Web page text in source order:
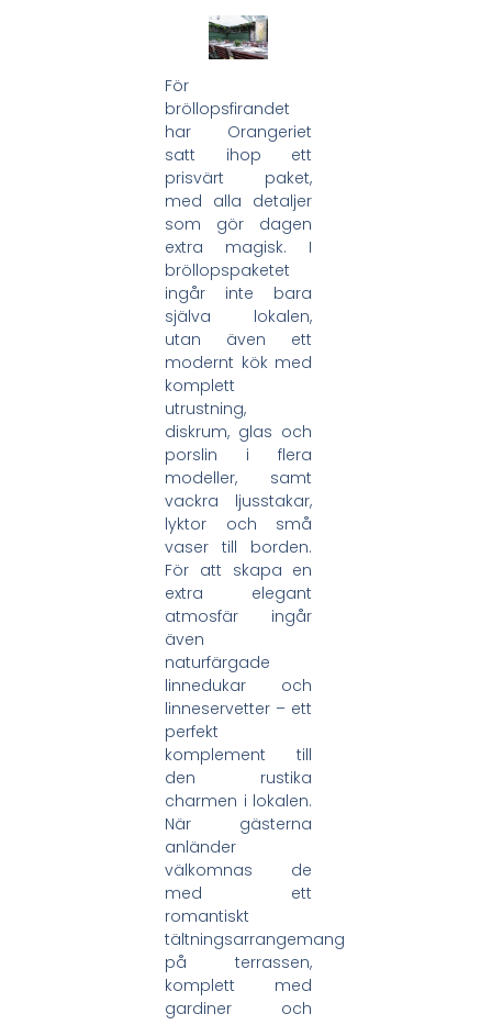
För
bröllopsfirandet
har Orangeriet
satt ihop ett
prisvärt paket,
med alla detaljer
som gör dagen
extra magisk. I
bröllopspaketet
ingår inte bara
själva lokalen,
utan även ett
modernt kök med
komplett
utrustning,
diskrum, glas och
porslin i flera
modeller, samt
vackra ljusstakar,
lyktor och små
vaser till borden.
För att skapa en
extra elegant
atmosfär ingår
även
naturfärgade
linnedukar och
linneservetter – ett
perfekt
komplement till
den rustika
charmen i lokalen.
När gästerna
anländer
välkomnas de
med ett
romantiskt
tältningsarrangemang
på terrassen,
komplett med
gardiner och